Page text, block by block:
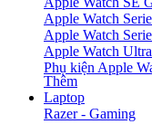
Apple Watch
Apple Watch
Apple Watch Ultra
Phụ kiện Apple
Thêm
Laptop
Razer - Gaming